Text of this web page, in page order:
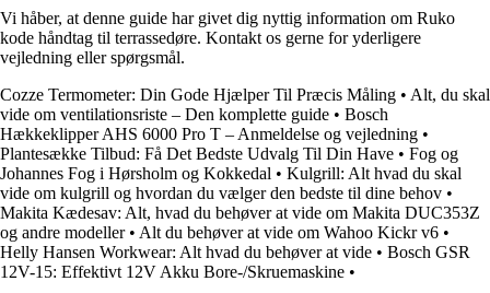
Vi håber, at denne guide har givet dig nyttig information om Ruko
kode håndtag til terrassedøre. Kontakt os gerne for yderligere
vejledning eller spørgsmål.
Cozze Termometer: Din Gode Hjælper Til Præcis Måling • Alt, du skal
vide om ventilationsriste – Den komplette guide • Bosch
Hækkeklipper AHS 6000 Pro T – Anmeldelse og vejledning •
Plantesække Tilbud: Få Det Bedste Udvalg Til Din Have • Fog og
Johannes Fog i Hørsholm og Kokkedal • Kulgrill: Alt hvad du skal
vide om kulgrill og hvordan du vælger den bedste til dine behov •
Makita Kædesav: Alt, hvad du behøver at vide om Makita DUC353Z
og andre modeller• Alt du behøver at vide om Wahoo Kickr v6 •
Helly Hansen Workwear: Alt hvad du behøver at vide • Bosch GSR
12V-15: Effektivt 12V Akku Bore-/Skruemaskine •